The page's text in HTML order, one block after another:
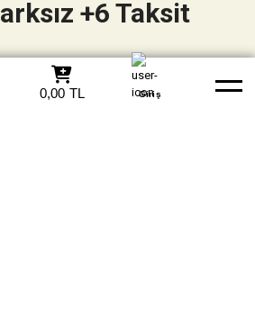
0850 305 09 70
Hesapları Whatsapp Yardım
0,00 TL Giriş
+6 Taksit